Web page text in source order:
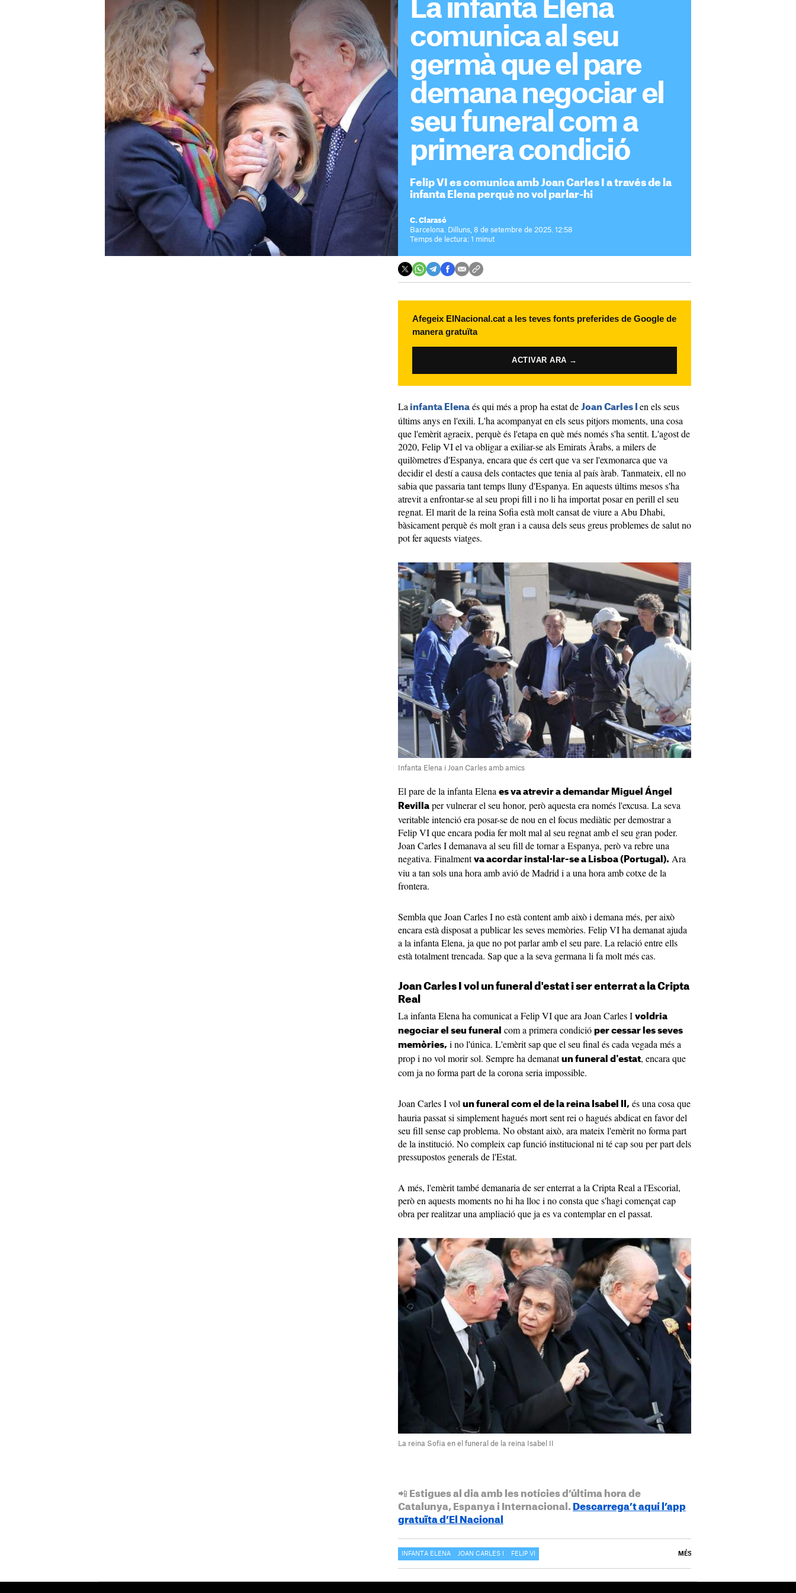
La infanta Elena
comunica al seu
germà que el pare
demana negociar el
seu funeral com a
primera condició
Felip VI es comunica amb Joan Carles I a través de la
infanta Elena perquè no vol parlar-hi
C. Clarasó
Barcelona. Dilluns, 8 de setembre de 2025. 12:58
Temps de lectura: 1 minut
Afegeix ElNacional.cat a les teves fonts preferides de Google de
manera gratuïta
ACTIVAR ARA →
La infanta Elena és qui més a prop ha estat de Joan Carles I
en els seus
últims anys en l'exili. L'ha acompanyat en els seus pitjors moments, una cosa
que l'emèrit agraeix, perquè és l'etapa en què més només s'ha sentit. L'agost de
2020, Felip VI el va obligar a exiliar-se als Emirats Àrabs, a milers de
quilòmetres d'Espanya, encara que és cert que va ser l'exmonarca que va
decidir el destí a causa dels contactes que tenia al país àrab. Tanmateix, ell no
sabia que passaria tant temps lluny d'Espanya. En aquests últims mesos s'ha
atrevit a enfrontar-se al seu propi fill i no li ha importat posar en perill el seu
regnat. El marit de la reina Sofia està molt cansat de viure a Abu Dhabi,
bàsicament perquè és molt gran i a causa dels seus greus problemes de salut no
pot fer aquests viatges.
Infanta Elena i Joan Carles amb amics
El pare de la infanta Elena es va atrevir a demandar Miguel Ángel
Revilla per vulnerar el seu honor, però aquesta era només l'excusa. La seva
veritable intenció era posar-se de nou en el focus mediàtic per demostrar a
Felip VI que encara podia fer molt mal al seu regnat amb el seu gran poder.
Joan Carles I demanava al seu fill de tornar a Espanya, però va rebre una
negativa. Finalment va acordar instal·lar-se a Lisboa (Portugal). Ara
viu a tan sols una hora amb avió de Madrid i a una hora amb cotxe de la
frontera.
Sembla que Joan Carles I no està content amb això i demana més, per això
encara està disposat a publicar les seves memòries. Felip VI ha demanat ajuda
a la infanta Elena, ja que no pot parlar amb el seu pare. La relació entre ells
està totalment trencada. Sap que a la seva germana li fa molt més cas.
Joan Carles I vol un funeral d'estat i ser enterrat a la Cripta
Real
La infanta Elena ha comunicat a Felip VI que ara Joan Carles I voldria
negociar el seu funeral com a primera condició per cessar les seves
memòries, i no l'única. L'emèrit sap que el seu final és cada vegada més a
prop i no vol morir sol. Sempre ha demanat un funeral d'estat, encara que
com ja no forma part de la corona seria impossible.
Joan Carles I vol un funeral com el de la reina Isabel II, és una cosa que
hauria passat si simplement hagués mort sent rei o hagués abdicat en favor del
seu fill sense cap problema. No obstant això, ara mateix l'emèrit no forma part
de la institució. No compleix cap funció institucional ni té cap sou per part dels
pressupostos generals de l'Estat.
A més, l'emèrit també demanaria de ser enterrat a la Cripta Real a l'Escorial,
però en aquests moments no hi ha lloc i no consta que s'hagi començat cap
obra per realitzar una ampliació que ja es va contemplar en el passat.
La reina Sofia en el funeral de la reina Isabel II
📲 Estigues al dia amb les notícies d’última hora de
Catalunya, Espanya i Internacional. Descarrega’t aquí l’app
gratuïta d’El Nacional
INFANTA ELENA JOAN CARLES I FELIP VI MÉS